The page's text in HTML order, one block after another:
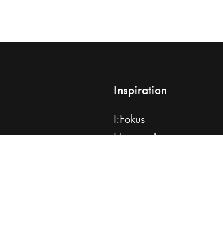
Inspiration
I:Fokus
Hemma hos